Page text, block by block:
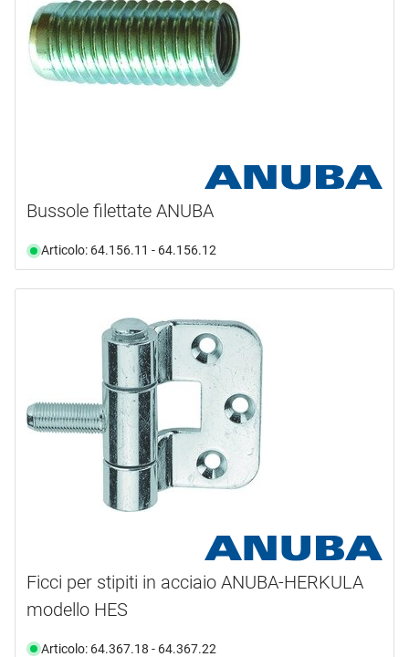
Bussole filettate ANUBA
Articolo: 64.156.11 - 64.156.12
Ficci per stipiti in acciaio ANUBA-HERKULA
modello HES
Articolo: 64.367.18 - 64.367.22